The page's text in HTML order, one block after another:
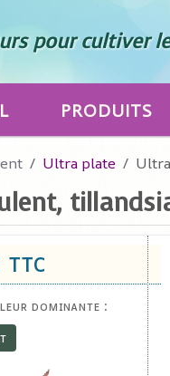
pour cultiver
PRODUITS
Ultra plate
TTC
dominante :